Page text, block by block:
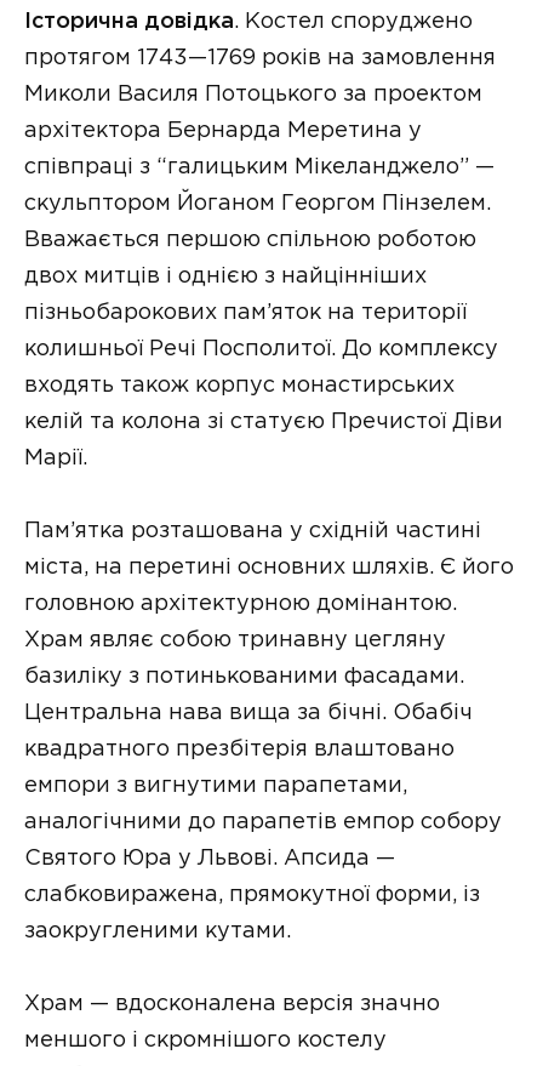
Історична довідка. Костел споруджено
протягом 1743—1769 років на замовлення
Миколи Василя Потоцького за проектом
архітектора Бернарда Меретина у
співпраці з “галицьким Мікеланджело” —
скульптором Йоганом Георгом Пінзелем.
Вважається першою спільною роботою
двох митців і однією з найцінніших
пізньобарокових пам’яток на території
колишньої Речі Посполитої. До комплексу
входять також корпус монастирських
келій та колона зі статуєю Пречистої Діви
Марії.
Пам’ятка розташована у східній частині
міста, на перетині основних шляхів. Є його
головною архітектурною домінантою.
Храм являє собою тринавну цегляну
базиліку з потинькованими фасадами.
Центральна нава вища за бічні. Обабіч
квадратного презбітерія влаштовано
емпори з вигнутими парапетами,
аналогічними до парапетів емпор собору
Святого Юра у Львові. Апсида —
слабковиражена, прямокутної форми, із
заокругленими кутами.
Храм — вдосконалена версія значно
меншого і скромнішого костелу